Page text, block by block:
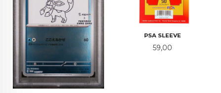
PSA SLEEVE
Pris
59,00